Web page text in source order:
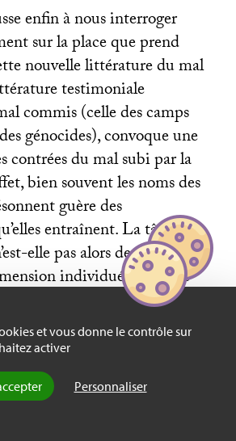
et vous donne le contrôle sur
activer
Personnaliser
enfin à nous interroger
sur la place que prend
nouvelle littérature du mal
testimoniale
commis (celle des camps
génocides), convoque une
contrées du mal subi par la
bien souvent les noms des
guère des
entraînent. La tâche de
elle pas alors de faire
individuée engagée
de la maladie là où le
en fait une épidémie,
publique, un imaginaire